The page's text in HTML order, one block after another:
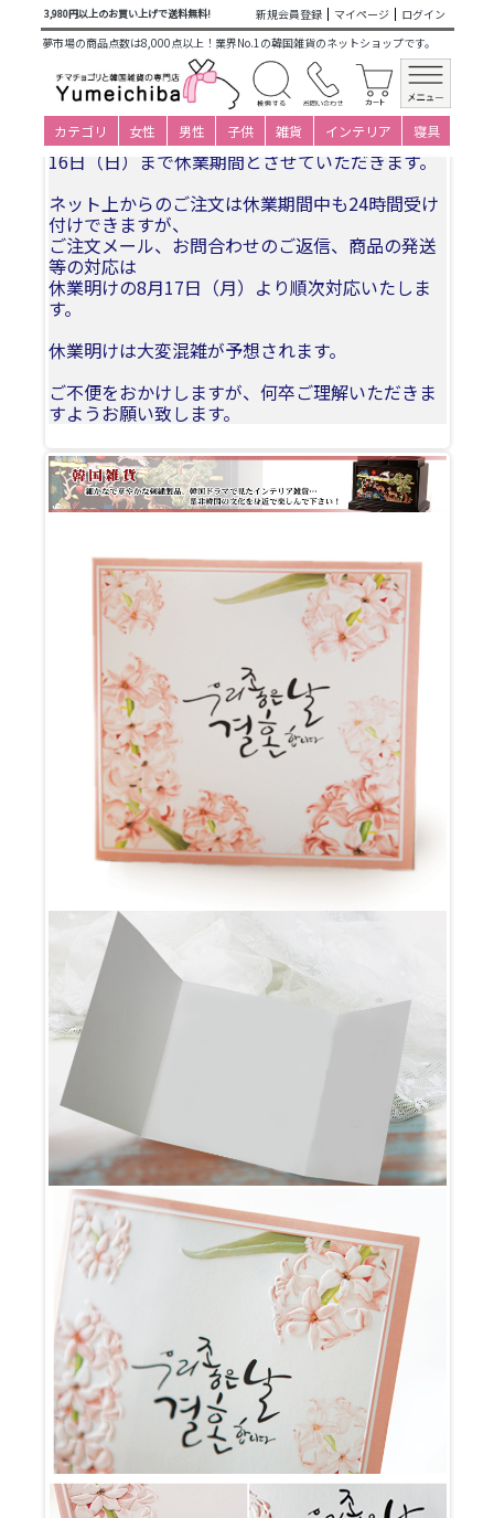
3,980円以上のお買い上げで送料無料! 新規会員登録 マイページ
ログイン
夢市場の商品点数は8,000点以上！業界No.1の韓国雑貨のネットショップです。
カテゴリ 女性 男性 子供 雑貨 インテリア 寝具
商品カテゴリ一覧>韓国雑貨 日用品・文房具>メッセージ
カード> 韓国結婚式招待状 (カサブランカ) 10枚1セット
夏季休業についてお知らせ
誠に勝手ながら、2026年8月11日(火)〜2026年8月
16日（日）まで休業期間とさせていただきます。
ネット上からのご注文は休業期間中も24時間受け
付けできますが、
ご注文メール、お問合わせのご返信、商品の発送
等の対応は
休業明けの8月17日（月）より順次対応いたしま
す。
休業明けは大変混雑が予想されます。
ご不便をおかけしますが、何卒ご理解いただきま
すようお願い致します。